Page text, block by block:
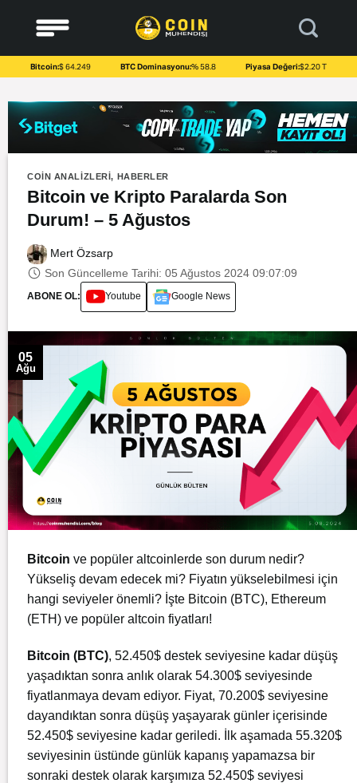
content
Bitcoin:$ 64.249 BTC Dominasyonu:% 58.8 Piyasa Değeri:$2.20 T
COIN ANALIZLERI, HABERLER
Bitcoin ve Kripto Paralarda Son
Durum! – 5 Ağustos
Mert Özsarp
Son Güncelleme Tarihi: 05 Ağustos 2024 09:07:09
ABONE OL: Youtube Google News
05
Ağu
Bitcoin ve popüler altcoinlerde son durum nedir?
Yükseliş devam edecek mi? Fiyatın yükselebilmesi için
hangi seviyeler önemli? İşte Bitcoin (BTC), Ethereum
(ETH) ve popüler altcoin fiyatları!
Bitcoin (BTC), 52.450$ destek seviyesine kadar düşüş
yaşadıktan sonra anlık olarak 54.300$ seviyesinde
fiyatlanmaya devam ediyor. Fiyat, 70.200$ seviyesine
dayandıktan sonra düşüş yaşayarak günler içerisinde
52.450$ seviyesine kadar geriledi. İlk aşamada 55.320$
seviyesinin üstünde günlük kapanış yapamazsa bir
sonraki destek olarak karşımıza 52.450$ seviyesi